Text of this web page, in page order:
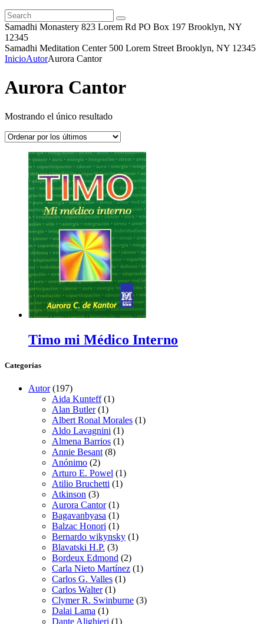
Samadhi Monastery 823 Lorem Rd PO Box 197 Brooklyn, NY
12345
Samadhi Meditation Center 500 Lorem Street Brooklyn, NY 12345
InicioAutorAurora Cantor
Aurora Cantor
Mostrando el único resultado
Timo mi Médico Interno
Categorías
Autor (197)
Aida Kunteff (1)
Alan Butler (1)
Albert Ronal Morales (1)
Aldo Lavagnini (1)
Almena Barrios (1)
Annie Besant (8)
Anónimo (2)
Arturo E. Powel (1)
Atilio Bruchetti (1)
Atkinson (3)
Aurora Cantor (1)
Bagavanbyasa (1)
Balzac Honori (1)
Bernardo wikynsky (1)
Blavatski H.P. (3)
Bordeux Edmond (2)
Carla Nieto Martínez (1)
Carlos G. Valles (1)
Carlos Walter (1)
Clymer R. Swinburne (3)
Dalai Lama (1)
Dante Alighieri (1)